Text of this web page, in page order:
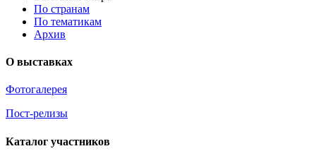
По странам
По тематикам
Архив
О выставках
Фотогалерея
Пост-релизы
Каталог участников